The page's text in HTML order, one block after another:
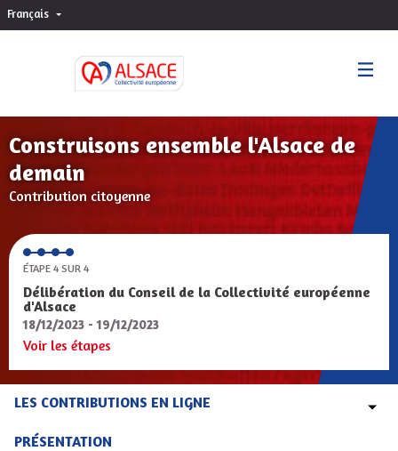
Français Choisir la langue
Construisons ensemble l'Alsace de
demain
Contribution citoyenne
ÉTAPE 4 SUR 4
Délibération du Conseil de la Collectivité européenne
d'Alsace
18/12/2023 - 19/12/2023
Voir les étapes
LES CONTRIBUTIONS EN LIGNE
PRÉSENTATION